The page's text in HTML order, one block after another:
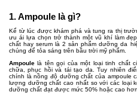
1. Ampoule là gì?
Kể từ lúc được khám phá và tung ra thị
ưu ái lựa chọn trở thành một vũ khí làm
chất hay serum là 2 sản phẩm dưỡng da
chúng để tỏa sáng trên bầu trời mỹ phẩm.
Ampoule là tên gọi của một loại tinh chất
chữa, phục hồi và tái tạo da. Tuy nhiên
chính là nồng độ dưỡng chất của ampoule
lượng dưỡng chất cao nhất so với các loại
dưỡng chất đạt được mức 50% hoặc cao